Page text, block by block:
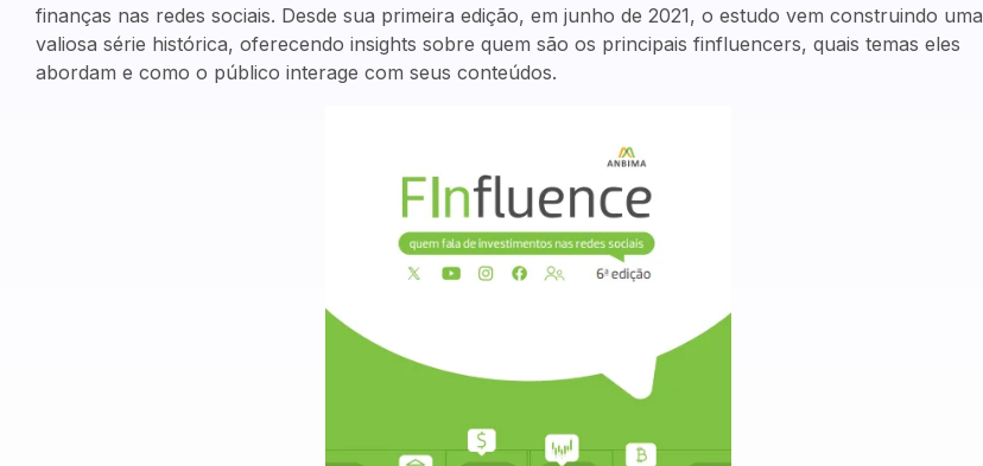
finanças nas redes sociais. Desde sua primeira edição, em junho de 2021, o estudo vem construindo uma
valiosa série histórica, oferecendo insights sobre quem são os principais finfluencers, quais temas eles
abordam e como o público interage com seus conteúdos.